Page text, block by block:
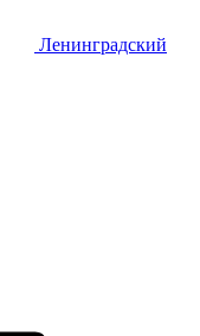
Ленинградский